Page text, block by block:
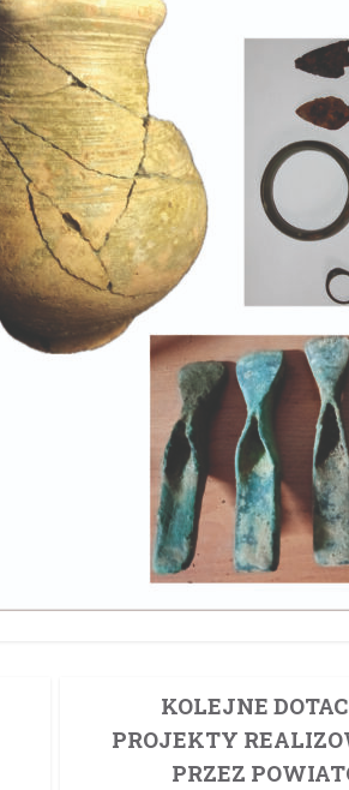
KOLEJNE
PROJEKTY
PRZEZ